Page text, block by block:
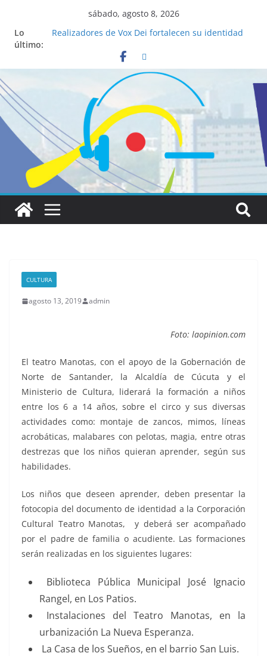
sábado, agosto 8, 2026
Lo
último:
Realizadores de Vox Dei fortalecen su identidad
La ciencia desvela los 5 secretos que tiene
fácilmente un católico para convertirse en
“Superancianos”
Pop Up Market atrae a cientos de visitantes y
dinamiza la economía local
Salud mental a la mesa: la importancia de
hablarlo en familia
Lo que tienen en común la nueva Película Toy
Story 5 y el Papa León XIV
CULTURA
agosto 13, 2019 admin
Foto: laopinion.com
El teatro Manotas, con el apoyo de la Gobernación de
Norte de Santander, la Alcaldía de Cúcuta y el
Ministerio de Cultura, liderará la formación a niños
entre los 6 a 14 años, sobre el circo y sus diversas
actividades como: montaje de zancos, mimos, líneas
acrobáticas, malabares con pelotas, magia, entre otras
destrezas que los niños quieran aprender, según sus
habilidades.
Los niños que deseen aprender, deben presentar la
fotocopia del documento de identidad a la Corporación
Cultural Teatro Manotas, y deberá ser acompañado
por el padre de familia o acudiente. Las formaciones
serán realizadas en los siguientes lugares:
Biblioteca Pública Municipal José Ignacio
Rangel, en Los Patios.
Instalaciones del Teatro Manotas, en la
urbanización La Nueva Esperanza.
La Casa de los Sueños, en el barrio San Luis.